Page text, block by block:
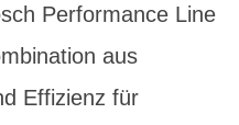
Performance Line
aus
Effizienz für